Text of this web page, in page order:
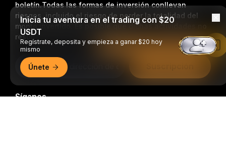
boletín.Todas las formas de inversión conllevan
riesgos, incluido el riesgo de perder la totalidad del
monto invertido. Es posible que dichas actividades no
resulten adecuadas para todos.
Síganos
Inicia tu aventura en el trading con $20
USDT
Regístrate, deposita y empieza a ganar $20 hoy
mismo
Únete
Leer en la aplicación de Bybit